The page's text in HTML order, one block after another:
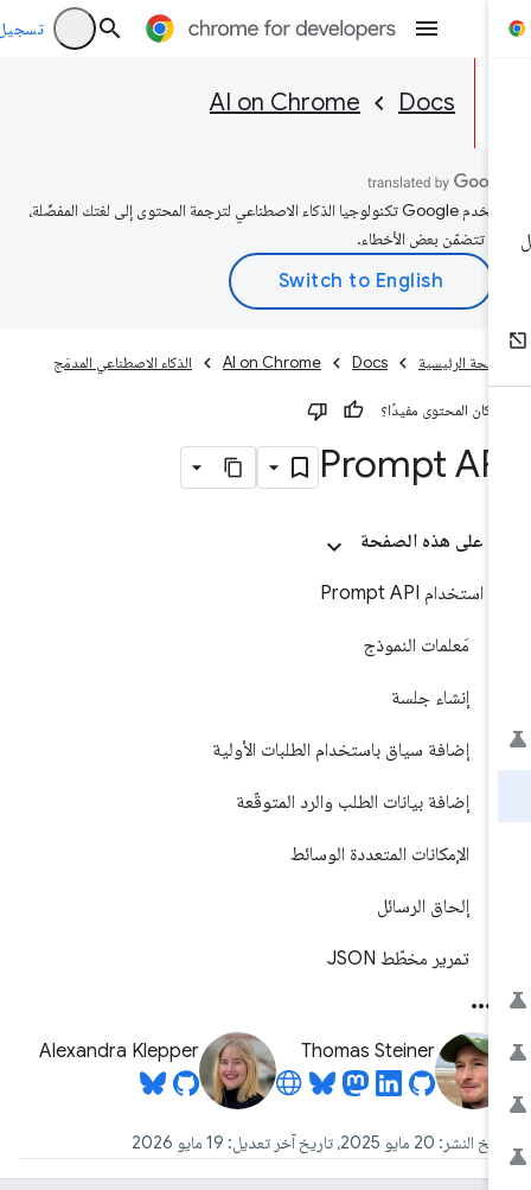
تسجيل
Docs
AI on Chrome
تستخدم Google تكنولوجيا الذكاء الاصطناعي لترجمة المحتوى إلى لغتك المفضّلة،
تتضمّن بعض الأخطاء.
الرئيسية Docs
AI on Chrome الذكاء الاصطناعي المدمَج
كان المحتوى مفيدًا؟
Prompt
على هذه الصفحة
استخدام Prompt API
مَعلمات النموذج
إنشاء جلسة
إضافة سياق باستخدام الطلبات الأولية
إضافة بيانات الطلب والرد المتوقّعة
الإمكانات المتعددة الوسائط
إلحاق الرسائل
تمرير مخطّط JSON
Thomas Steiner
Alexandra Klepper
20 مايو 2025، تاريخ آخر تعديل: 19 مايو 2026